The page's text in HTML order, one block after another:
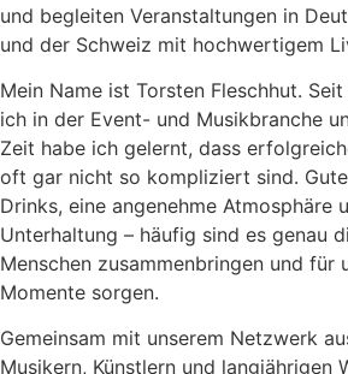
und begleiten Veranstaltungen in
und der Schweiz mit hochwertigem
Mein Name ist Torsten Fleschhut.
ich in der Event- und Musikbranche
Zeit habe ich gelernt, dass
oft gar nicht so kompliziert sind.
Drinks, eine angenehme Atmosphäre
Unterhaltung – häufig sind es genau
Menschen zusammenbringen und für
Momente sorgen.
Gemeinsam mit unserem Netzwerk
Musikern, Künstlern und langjährigen